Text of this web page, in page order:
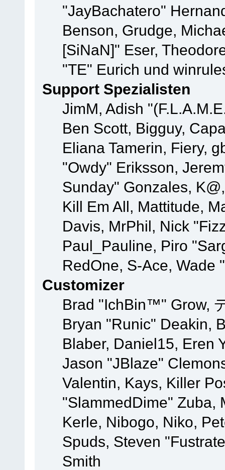
"JayBachatero"
Benson, Grudge,
[SiNaN]" Eser,
"TE" Eurich und
Support Spezialisten
JimM, Adish
Ben Scott, Bigguy,
Eliana Tamerin, Fiery,
"Owdy" Eriksson,
Sunday" Gonzales,
Kill Em All, Mattitude,
Davis, MrPhil, Nick
Paul_Pauline, Piro
RedOne, S-Ace,
Customizer
Brad "IchBin™" Grow,
Bryan "Runic" Deakin,
Blaber, Daniel15, Eren
Jason "JBlaze"
Valentin, Kays, Killer
"SlammedDime" Zuba,
Kerle, Nibogo, Niko,
Spuds, Steven
Smith